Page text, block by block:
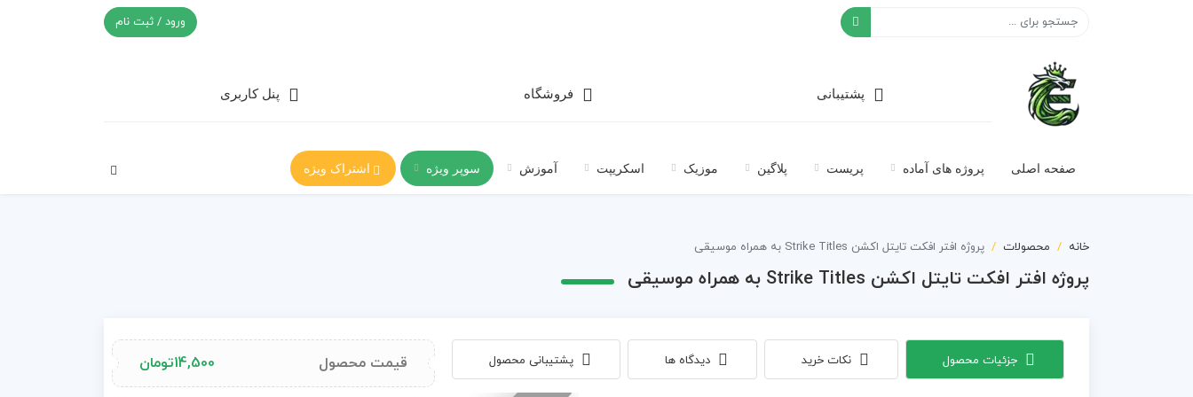
ورود / ثبت نام
پشتیبانی فروشگاه پنل کاربری
صفحه اصلی پروژه های آماده پریست پلاگین موزیک اسکریپت آموزش سوپر ویژه اشتراک ویژه
خانه محصولات پروژه افتر افکت تایتل اکشن Strike Titles به همراه موسیقی
پروژه افتر افکت تایتل اکشن Strike Titles به همراه موسیقی
جزئیات محصول نکات خرید دیدگاه ها پشتیبانی محصول قیمت محصول 14,500تومان